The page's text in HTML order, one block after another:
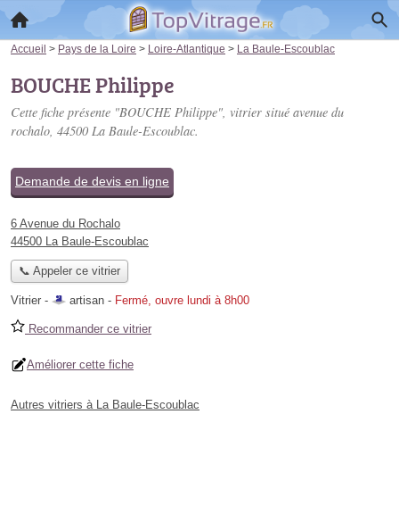
Accueil > Pays de la Loire > Loire-Atlantique > La Baule-Escoublac
BOUCHE Philippe
Cette fiche présente "BOUCHE Philippe", vitrier situé avenue du
rochalo, 44500 La Baule-Escoublac.
Demande de devis en ligne
6 Avenue du Rochalo
44500 La Baule-Escoublac
📞 Appeler ce vitrier
Vitrier - artisan - Fermé, ouvre lundi à 8h00
Recommander ce vitrier
Améliorer cette fiche
Autres vitriers à La Baule-Escoublac